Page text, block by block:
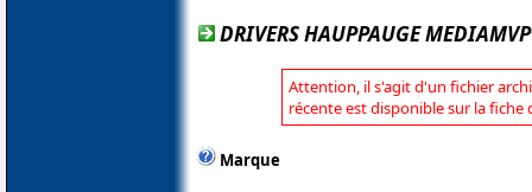
DRIVERS HAUPPAUGE
Attention, il s'agit d'un fichier
récente est disponible sur la fiche
Marque